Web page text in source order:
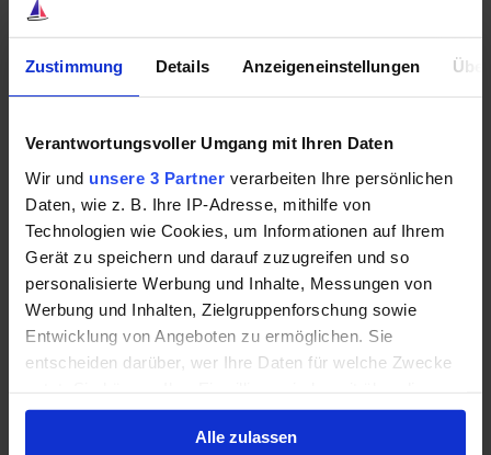
Zustimmung Details Anzeigeneinstellungen
Verantwortungsvoller Umgang mit Ihren Daten
Wir und unsere 3 Partner verarbeiten Ihre persönlichen
Daten, wie z. B. Ihre IP-Adresse, mithilfe von
Technologien wie Cookies, um Informationen auf Ihrem
Gerät zu speichern und darauf zuzugreifen und so
personalisierte Werbung und Inhalte, Messungen von
Werbung und Inhalten, Zielgruppenforschung sowie
Entwicklung von Angeboten zu ermöglichen. Sie
entscheiden darüber, wer Ihre Daten für welche Zwecke
Cookie-Erklärung oder durch Klicken auf das Privacy
Trigger Symbol ändern oder widerrufen
Alle zulassen
jetzt der richtige Zeitpunkt für einen Einstieg, oder
droht das böse Erwachen? In unserem
Sonderbericht beantwortet Chefredakteur und
Fragen. Vielleicht sieht er auch eine bessere
Alternative, die es dir eines ermöglichen kann:
Ähnlich starke Kurserfolge zu erzielen!
Gib einfach deine E-Mail-Adresse ein, um diesen
Bericht jetzt GRATIS zu lesen.
Deine
E-
Mail-